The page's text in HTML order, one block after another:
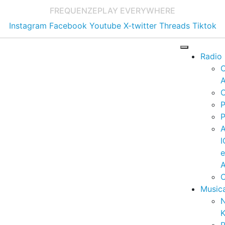
FREQUENZEPLAY EVERYWHERE
Instagram Facebook Youtube X-twitter Threads Tiktok
Radio
e